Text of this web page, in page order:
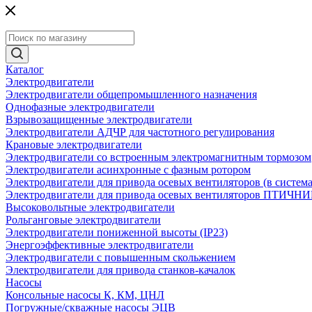
Каталог
Электродвигатели
Электродвигатели общепромышленного назначения
Однофазные электродвигатели
Взрывозащищенные электродвигатели
Электродвигатели АДЧР для частотного регулирования
Крановые электродвигатели
Электродвигатели со встроенным электромагнитным тормозом
Электродвигатели асинхронные с фазным ротором
Электродвигатели для привода осевых вентиляторов (в
Электродвигатели для привода осевых вентиляторов
Высоковольтные электродвигатели
Рольганговые электродвигатели
Электродвигатели пониженной высоты (IP23)
Энергоэффективные электродвигатели
Электродвигатели с повышенным скольжением
Электродвигатели для привода станков-качалок
Насосы
Консольные насосы К, КМ, ЦНЛ
Погружные/скважные насосы ЭЦВ